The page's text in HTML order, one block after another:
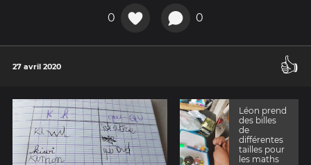
0 0
27 avril 2020 👍
Léon prend
des billes
de
différentes
tailles pour
les maths